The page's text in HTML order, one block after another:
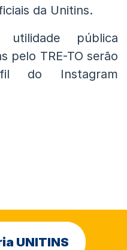
da Unitins.
pública
pelo TRE-TO serão
do Instagram
UNITINS